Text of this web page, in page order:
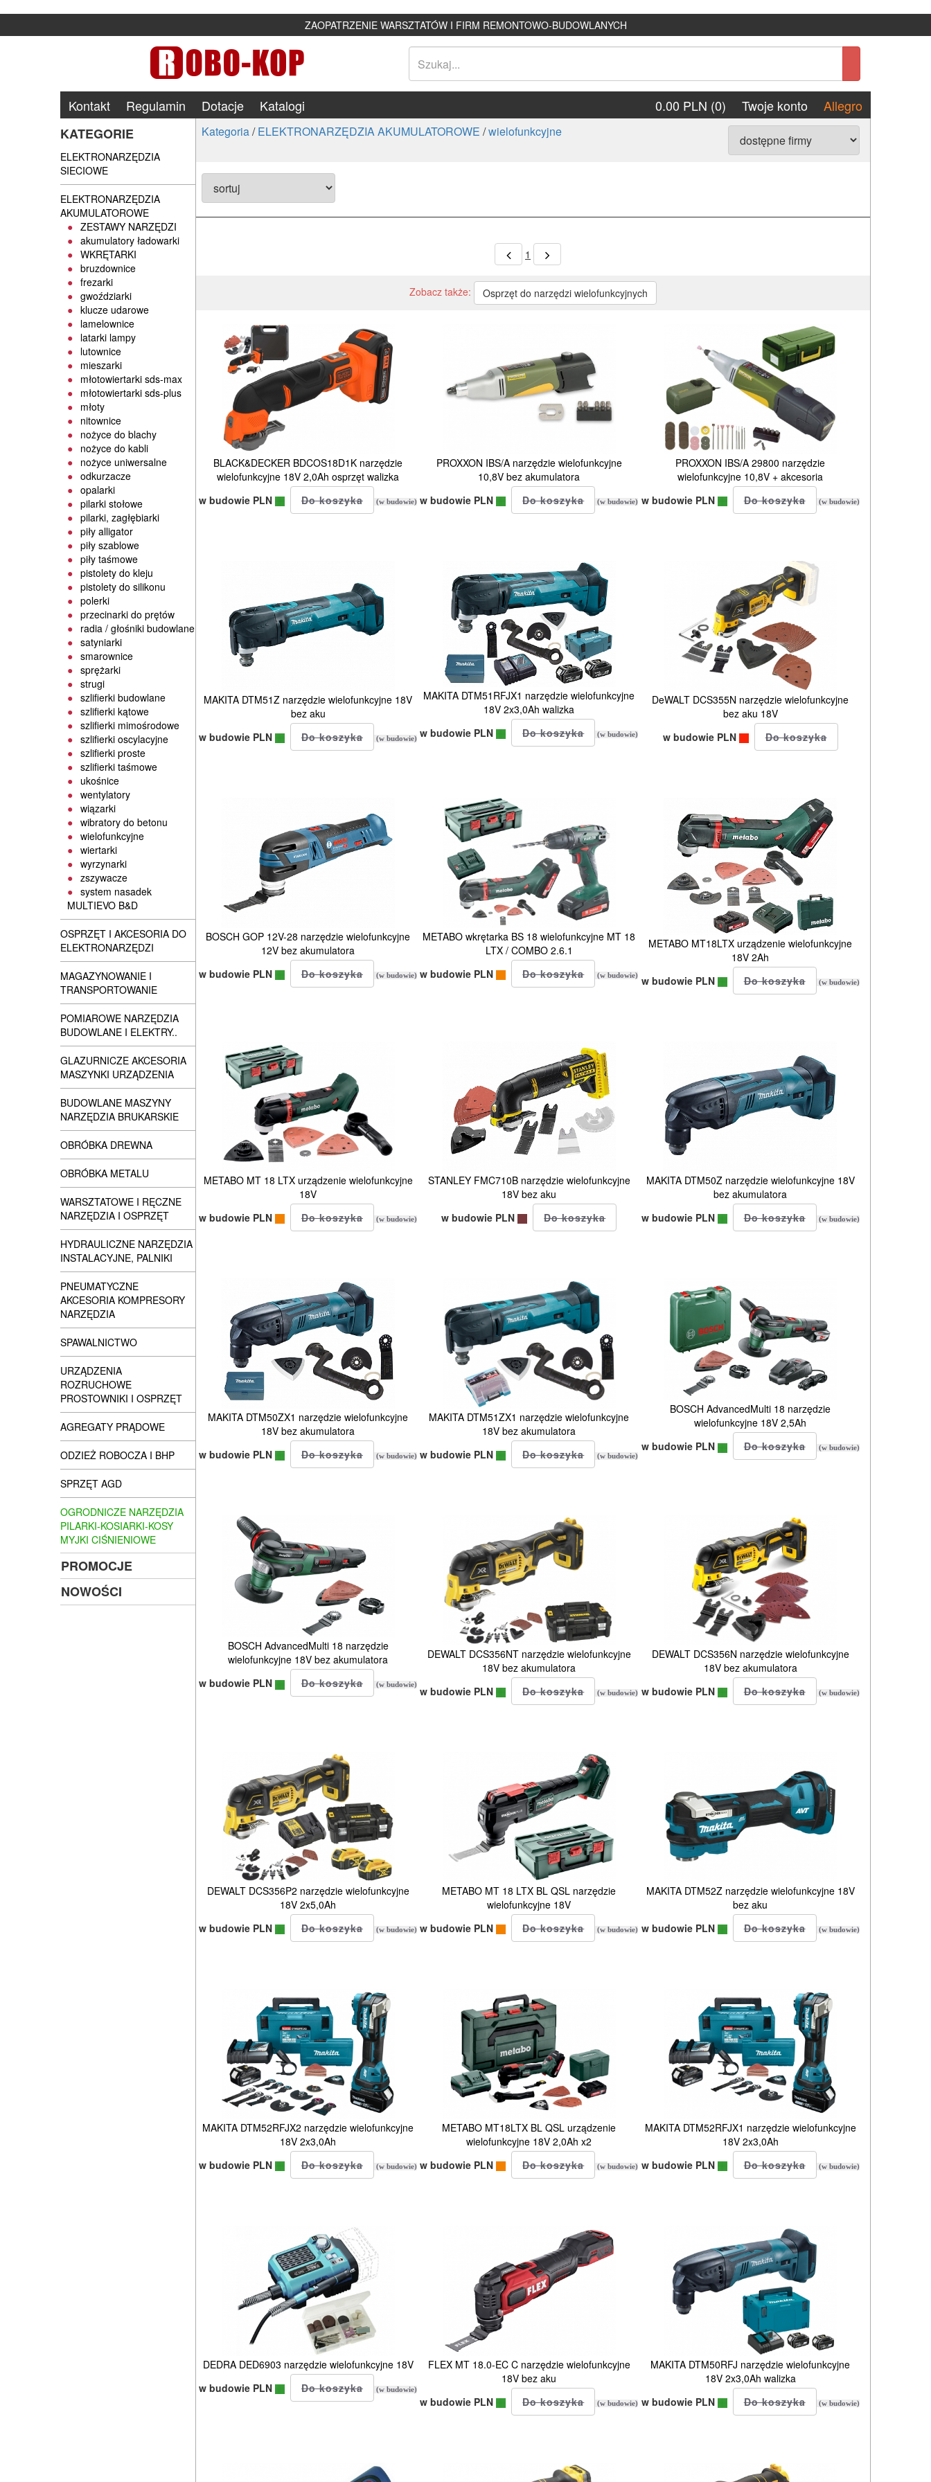
ZAOPATRZENIE WARSZTATÓW I FIRM REMONTOWO-BUDOWLANYCH
Kontakt Regulamin Dotacje Katalogi 0.00 PLN (0) Twoje konto
Allegro
KATEGORIE
ELEKTRONARZĘDZIA
SIECIOWE
ELEKTRONARZĘDZIA
AKUMULATOROWE
ZESTAWY NARZĘDZI
akumulatory ładowarki
WKRĘTARKI
bruzdownice
frezarki
gwoździarki
klucze udarowe
lamelownice
latarki lampy
lutownice
mieszarki
młotowiertarki sds-max
młotowiertarki sds-plus
młoty
nitownice
nożyce do blachy
nożyce do kabli
nożyce uniwersalne
odkurzacze
opalarki
pilarki stołowe
pilarki, zagłębiarki
piły alligator
piły szablowe
piły taśmowe
pistolety do kleju
pistolety do silikonu
polerki
przecinarki do prętów
radia / głośniki budowlane
satyniarki
smarownice
sprężarki
strugi
szlifierki budowlane
szlifierki kątowe
szlifierki mimośrodowe
szlifierki oscylacyjne
szlifierki proste
szlifierki taśmowe
ukośnice
wentylatory
wiązarki
wibratory do betonu
wielofunkcyjne
wiertarki
wyrzynarki
zszywacze
system nasadek
MULTIEVO B&D
OSPRZĘT I AKCESORIA DO
ELEKTRONARZĘDZI
MAGAZYNOWANIE I
TRANSPORTOWANIE
POMIAROWE NARZĘDZIA
BUDOWLANE I ELEKTRY..
GLAZURNICZE AKCESORIA
MASZYNKI URZĄDZENIA
BUDOWLANE MASZYNY
NARZĘDZIA BRUKARSKIE
OBRÓBKA DREWNA
OBRÓBKA METALU
WARSZTATOWE I RĘCZNE
NARZĘDZIA I OSPRZĘT
HYDRAULICZNE NARZĘDZIA
INSTALACYJNE, PALNIKI
PNEUMATYCZNE
AKCESORIA KOMPRESORY
NARZĘDZIA
SPAWALNICTWO
URZĄDZENIA
ROZRUCHOWE
PROSTOWNIKI I OSPRZĘT
AGREGATY PRĄDOWE
ODZIEŻ ROBOCZA I BHP
SPRZĘT AGD
OGRODNICZE NARZĘDZIA
PILARKI-KOSIARKI-KOSY
MYJKI CIŚNIENIOWE
PROMOCJE
NOWOŚCI
Kategoria/ELEKTRONARZĘDZIA AKUMULATOROWE /wielofunkcyjne
1
Zobacz także: Osprzęt do narzędzi wielofunkcyjnych
BLACK&DECKER BDCOS18D1K narzędzie
wielofunkcyjne 18V 2,0Ah osprzęt walizka
w budowie PLN
(w budowie)
PROXXON IBS/A narzędzie wielofunkcyjne
10,8V bez akumulatora
w budowie PLN
(w budowie)
PROXXON IBS/A 29800 narzędzie
wielofunkcyjne 10,8V + akcesoria
w budowie PLN
(w budowie)
MAKITA DTM51Z narzędzie wielofunkcyjne 18V
bez aku
w budowie PLN
(w budowie)
MAKITA DTM51RFJX1 narzędzie wielofunkcyjne
18V 2x3,0Ah walizka
w budowie PLN
(w budowie)
DeWALT DCS355N narzędzie wielofunkcyjne
bez aku 18V
w budowie PLN
BOSCH GOP 12V-28 narzędzie wielofunkcyjne
12V bez akumulatora
w budowie PLN
(w budowie)
METABO wkrętarka BS 18 wielofunkcyjne MT 18
LTX / COMBO 2.6.1
w budowie PLN
(w budowie)
METABO MT18LTX urządzenie wielofunkcyjne
18V 2Ah
w budowie PLN
(w budowie)
METABO MT 18 LTX urządzenie wielofunkcyjne
18V
w budowie PLN
(w budowie)
STANLEY FMC710B narzędzie wielofunkcyjne
18V bez aku
w budowie PLN
MAKITA DTM50Z narzędzie wielofunkcyjne 18V
bez akumulatora
w budowie PLN
(w budowie)
MAKITA DTM50ZX1 narzędzie wielofunkcyjne
18V bez akumulatora
w budowie PLN
(w budowie)
MAKITA DTM51ZX1 narzędzie wielofunkcyjne
18V bez akumulatora
w budowie PLN
(w budowie)
BOSCH AdvancedMulti 18 narzędzie
wielofunkcyjne 18V 2,5Ah
w budowie PLN
(w budowie)
BOSCH AdvancedMulti 18 narzędzie
wielofunkcyjne 18V bez akumulatora
w budowie PLN
(w budowie)
DEWALT DCS356NT narzędzie wielofunkcyjne
18V bez akumulatora
w budowie PLN
(w budowie)
DEWALT DCS356N narzędzie wielofunkcyjne
18V bez akumulatora
w budowie PLN
(w budowie)
DEWALT DCS356P2 narzędzie wielofunkcyjne
18V 2x5,0Ah
w budowie PLN
(w budowie)
METABO MT 18 LTX BL QSL narzędzie
wielofunkcyjne 18V
w budowie PLN
(w budowie)
MAKITA DTM52Z narzędzie wielofunkcyjne 18V
bez aku
w budowie PLN
(w budowie)
MAKITA DTM52RFJX2 narzędzie wielofunkcyjne
18V 2x3,0Ah
w budowie PLN
(w budowie)
METABO MT18LTX BL QSL urządzenie
wielofunkcyjne 18V 2,0Ah x2
w budowie PLN
(w budowie)
MAKITA DTM52RFJX1 narzędzie wielofunkcyjne
18V 2x3,0Ah
w budowie PLN
(w budowie)
DEDRA DED6903 narzędzie wielofunkcyjne 18V
w budowie PLN
(w budowie)
FLEX MT 18.0-EC C narzędzie wielofunkcyjne
18V bez aku
w budowie PLN
(w budowie)
MAKITA DTM50RFJ narzędzie wielofunkcyjne
18V 2x3,0Ah walizka
w budowie PLN
(w budowie)